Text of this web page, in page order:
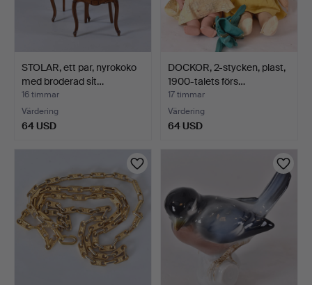
STOLAR, ett par, nyrokoko
med broderad sit…
16 timmar
Värdering
64 USD
DOCKOR, 2-stycken, plast,
1900-talets förs…
17 timmar
Värdering
64 USD